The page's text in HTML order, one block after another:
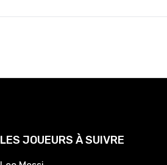
LES JOUEURS À SUIVRE